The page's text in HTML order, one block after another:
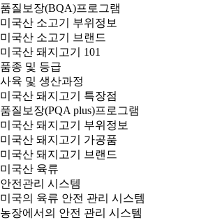
품질보장(BQA)프로그램
미국산 소고기 부위정보
미국산 소고기 브랜드
미국산 돼지고기 101
품종 및 등급
사육 및 생산과정
미국산 돼지고기 특장점
품질보장(PQA plus)프로그램
미국산 돼지고기 부위정보
미국산 돼지고기 가공품
미국산 돼지고기 브랜드
미국산 육류
안전관리 시스템
미국의 육류 안전 관리 시스템
농장에서의 안전 관리 시스템